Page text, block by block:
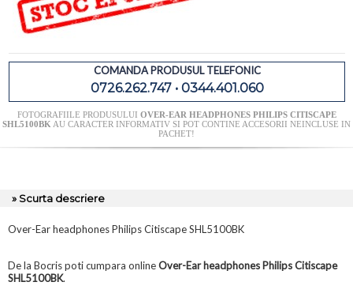
COMANDA PRODUSUL TELEFONIC
0726.262.747 • 0344.401.060
FOTOGRAFIILE PRODUSULUI OVER-EAR HEADPHONES PHILIPS CITISCAPE
SHL5100BK AU CARACTER INFORMATIV SI POT CONTINE ACCESORII NEINCLUSE IN
PACHET!
» Scurta descriere
Over-Ear headphones Philips Citiscape SHL5100BK
De la Bocris poti cumpara onlineOver-Ear headphones Philips Citiscape
SHL5100BK.